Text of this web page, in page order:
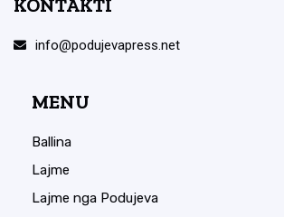
KONTAKTI
info@podujevapress.net
MENU
Ballina
Lajme
Lajme nga Podujeva